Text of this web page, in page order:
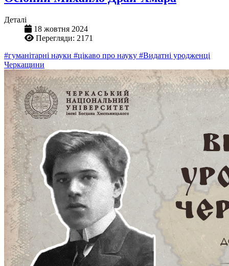
Деталі
18 жовтня 2024
Перегляди: 2171
#гуманітарні науки #цікаво про науку #Видатні уродженці
Черкащини